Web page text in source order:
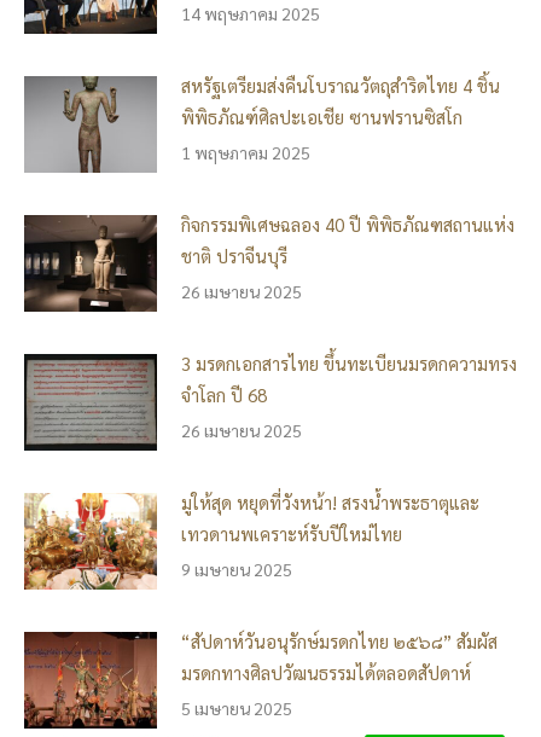
14 พฤษภาคม 2025
สหรัฐเตรียมส่งคืนโบราณวัตถุสำริดไทย 4 ชิ้น
พิพิธภัณฑ์ศิลปะเอเชีย ซานฟรานซิสโก
1 พฤษภาคม 2025
กิจกรรมพิเศษฉลอง 40 ปี พิพิธภัณฑสถานแห่ง
ชาติ ปราจีนบุรี
26 เมษายน 2025
3 มรดกเอกสารไทย ขึ้นทะเบียนมรดกความทรง
จำโลก ปี 68
26 เมษายน 2025
มูให้สุด หยุดที่วังหน้า! สรงน้ำพระธาตุและ
เทวดานพเคราะห์รับปีใหม่ไทย
9 เมษายน 2025
“สัปดาห์วันอนุรักษ์มรดกไทย ๒๕๖๘” สัมผัส
มรดกทางศิลปวัฒนธรรมได้ตลอดสัปดาห์
5 เมษายน 2025